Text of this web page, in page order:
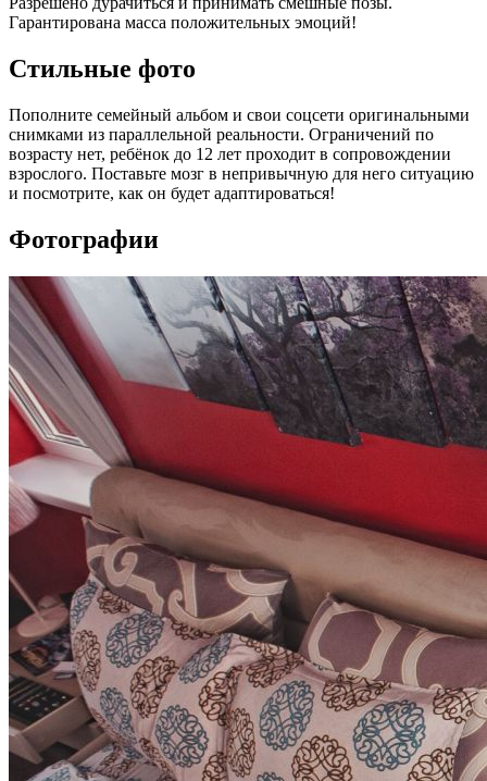
Гарантирована масса положительных эмоций!
Стильные фото
Пополните семейный альбом и свои соцсети оригинальными
снимками из параллельной реальности. Ограничений по
возрасту нет, ребёнок до 12 лет проходит в сопровождении
взрослого. Поставьте мозг в непривычную для него ситуацию
и посмотрите, как он будет адаптироваться!
Фотографии